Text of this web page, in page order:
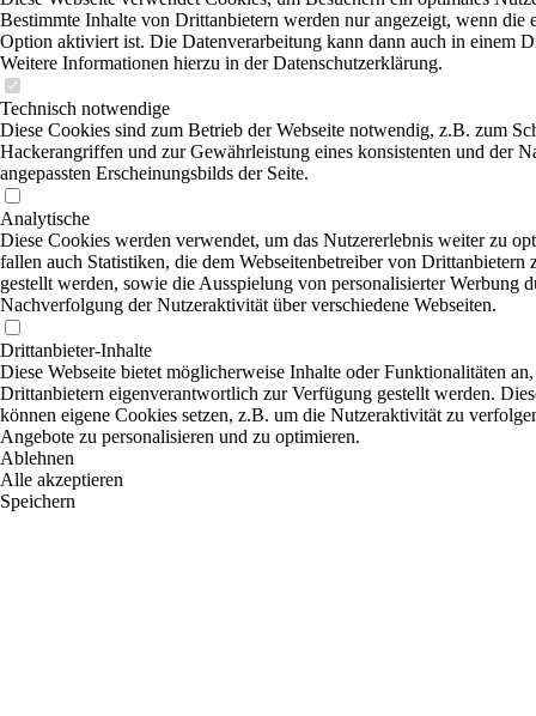
Bestimmte Inhalte von Drittanbietern werden nur angezeigt, wenn die
Option aktiviert ist. Die Datenverarbeitung kann dann auch in einem
Weitere Informationen hierzu in der Datenschutzerklärung.
Technisch notwendige
Diese Cookies sind zum Betrieb der Webseite notwendig, z.B. zum
Hackerangriffen und zur Gewährleistung eines konsistenten und der
angepassten Erscheinungsbilds der Seite.
Analytische
Diese Cookies werden verwendet, um das Nutzererlebnis weiter zu
fallen auch Statistiken, die dem Webseitenbetreiber von Drittanbietern
gestellt werden, sowie die Ausspielung von personalisierter Werbung
Nachverfolgung der Nutzeraktivität über verschiedene Webseiten.
Drittanbieter-Inhalte
Diese Webseite bietet möglicherweise Inhalte oder Funktionalitäten
Drittanbietern eigenverantwortlich zur Verfügung gestellt werden.
können eigene Cookies setzen, z.B. um die Nutzeraktivität zu
Angebote zu personalisieren und zu optimieren.
Ablehnen
Alle akzeptieren
Speichern